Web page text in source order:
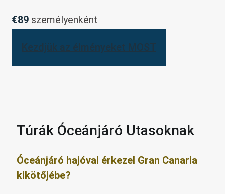
€89 személyenként
Kezdjük az élményeket MOST
Túrák Óceánjáró Utasoknak
Óceánjáró hajóval érkezel Gran Canaria
kikötőjébe?